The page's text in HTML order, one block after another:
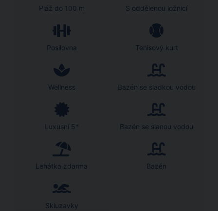
Pláž do 100 m S oddělenou ložnicí
Posilovna Tenisový kurt
Wellness Bazén se sladkou vodou
Luxusní 5* Bazén se slanou vodou
Lehátka zdarma Bazén
Skluzavky